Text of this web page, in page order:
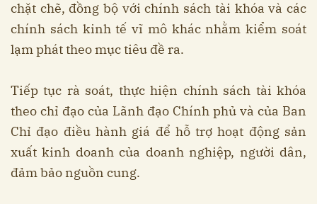
chặt chẽ, đồng bộ với chính sách tài khóa và các
chính sách kinh tế vĩ mô khác nhằm kiểm soát
lạm phát theo mục tiêu đề ra.
Tiếp tục rà soát, thực hiện chính sách tài khóa
theo chỉ đạo của Lãnh đạo Chính phủ và của Ban
Chỉ đạo điều hành giá để hỗ trợ hoạt động sản
xuất kinh doanh của doanh nghiệp, người dân,
đảm bảo nguồn cung.